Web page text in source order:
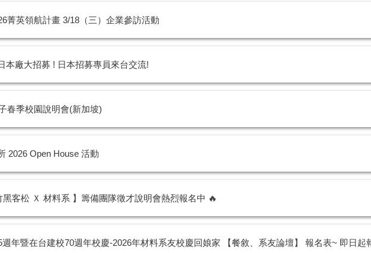
菁英領航計畫 3/18（三）企業參訪活動
本廠大招募 ! 日本招募專員來台交流!
春季校園說明會(新加坡)
2026 Open House 活動
黑客松 Ｘ 材料系 】籌備團隊徵才說明會熱烈報名中 🔥
年暨在台建校70週年校慶-2026年材料系友校慶回娘家 【餐敘、系友論壇】 報名表~ 即日起